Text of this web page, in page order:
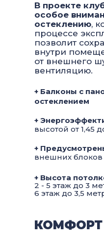
КОМФОРТ
В проекте
особое
остеклению,
процессе
позволит
внутри
от внешнего
вентиляцию.
+ Балконы с
остеклением
+
высотой от 1,45
+
внешних
+ Высота
2 - 5 этаж до 3
6 этаж до 3,5